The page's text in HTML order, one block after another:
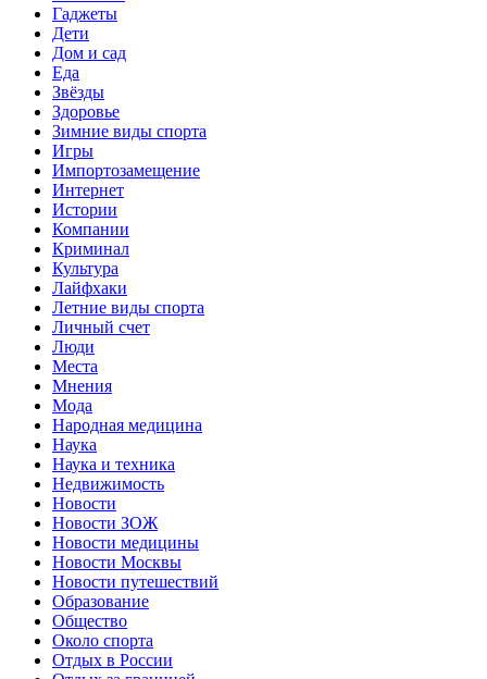
Гаджеты
Дети
Дом и сад
Еда
Звёзды
Здоровье
Зимние виды спорта
Игры
Импортозамещение
Интернет
Истории
Компании
Криминал
Культура
Лайфхаки
Летние виды спорта
Личный счет
Люди
Места
Мнения
Мода
Народная медицина
Наука
Наука и техника
Недвижимость
Новости
Новости ЗОЖ
Новости медицины
Новости Москвы
Новости путешествий
Образование
Общество
Около спорта
Отдых в России